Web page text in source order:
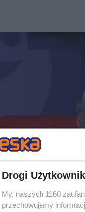
Drogi
My, naszych 1160
przechowujemy